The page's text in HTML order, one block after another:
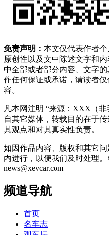
免责声明： 本文仅代表作者
原创性以及文中陈述文字和
中全部或者部分内容、文字
作任何保证或承诺，请读者
容。
凡本网注明 “来源：XXX（
自其它媒体，转载目的在于
其观点和对其真实性负责。
如因作品内容、版权和其它
内进行，以便我们及时处理。
news@xevcar.com
频道导航
首页
名车志